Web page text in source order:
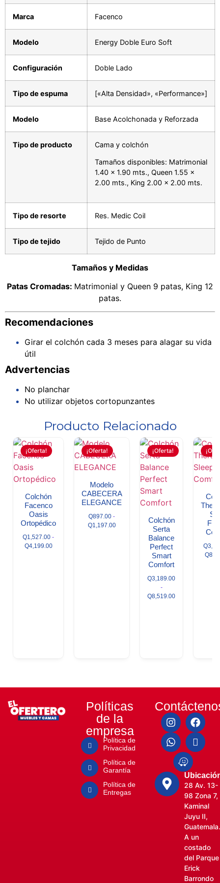
Marca Facenco
Modelo Energy Doble Euro Soft
Configuración Doble Lado
Tipo de espuma [«Alta Densidad», «Performance»]
Modelo Base Acolchonada y Reforzada
Tipo de producto Cama y colchón
Tamaños disponibles: Matrimonial
1.40 x 1.90 mts., Queen 1.55 x
2.00 mts., King 2.00 x 2.00 mts.
Tipo de resorte Res. Medic Coil
Tipo de tejido Tejido de Punto
Tamaños y Medidas
Patas Cromadas: Matrimonial y Queen 9 patas, King 12
patas.
Recomendaciones
Girar el colchón cada 3 meses para alagar su vida
útil
Advertencias
No planchar
No utilizar objetos cortopunzantes
Producto Relacionado
¡Oferta!
Colchón
Facenco
Oasis
Ortopédico
Q1,527.00 -
Q4,199.00
¡Oferta!
Modelo
CABECERA
ELEGANCE
Q897.00 -
Q1,197.00
¡Oferta!
Colchón
Serta
Balance
Perfect
Smart
Comfort
Q3,189.00
-
Q8,519.00
Q
Q
Políticas
de la
empresa
Política de
Privacidad
Política de
Garantía
Política de
Entregas
28 Av. 13-
98 Zona 7,
Kaminal
Juyu II,
Guatemala.
A un
costado
del Parque
Erick
Barrondo